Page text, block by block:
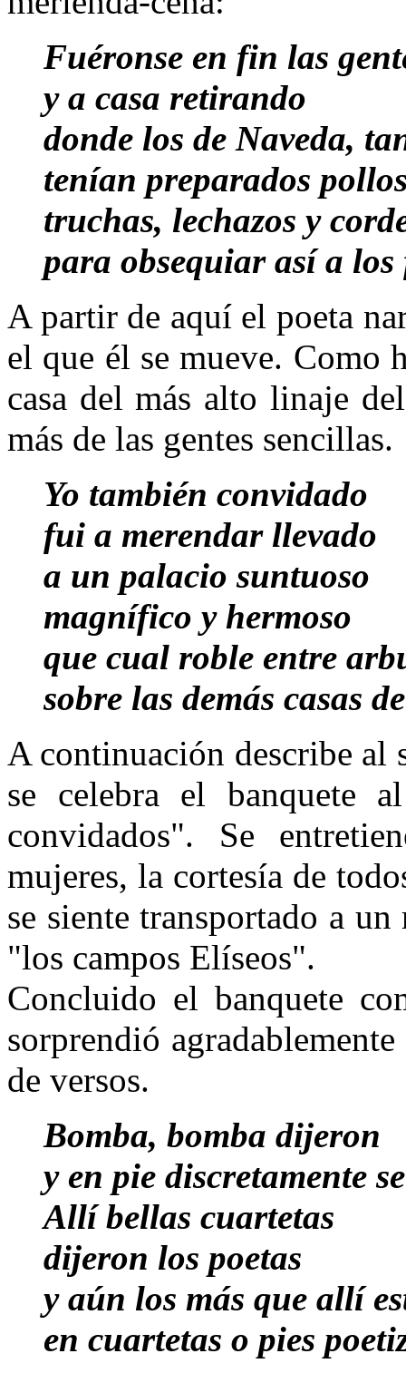
Fuéronse en fin las
y a casa retirando
donde los de Naveda,
tenían preparados
truchas, lechazos y
para obsequiar así a los
A partir de aquí el poeta
el que él se mueve. Como
casa del más alto linaje
más de las gentes sencillas.
Yo también convidado
fui a merendar llevado
a un palacio suntuoso
magnífico y hermoso
que cual roble entre
sobre las demás casas
A continuación describe al
se celebra el banquete
convidados". Se
mujeres, la cortesía de
se siente transportado a
"los campos Elíseos".
Concluido el banquete
sorprendió
de versos.
Bomba, bomba dijeron
y en pie discretamente
Allí bellas cuartetas
dijeron los poetas
y aún los más que allí
en cuartetas o pies